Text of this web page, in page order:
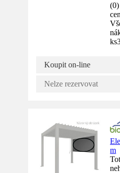
(0)
ks
Koupit on-line
Nelze rezervovat
m